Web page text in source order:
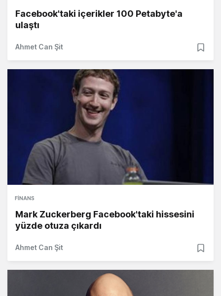
Facebook'taki içerikler 100 Petabyte'a
ulaştı
Ahmet Can Şit
FINANS
Mark Zuckerberg Facebook'taki hissesini
yüzde otuza çıkardı
Ahmet Can Şit